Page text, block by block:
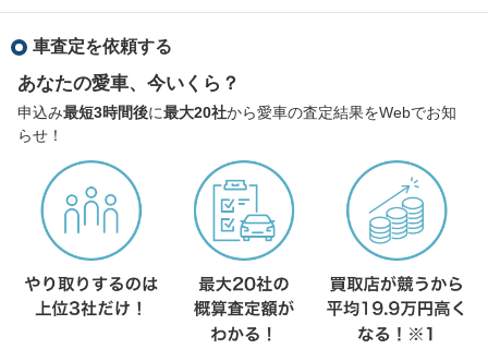
車査定を依頼する
あなたの愛車、今いくら？
申込み最短3時間後に最大20社から愛車の査定結果をWebでお知
らせ！